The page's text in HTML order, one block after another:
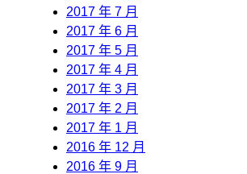
2017 年 7 月
2017 年 6 月
2017 年 5 月
2017 年 4 月
2017 年 3 月
2017 年 2 月
2017 年 1 月
2016 年 12 月
2016 年 9 月